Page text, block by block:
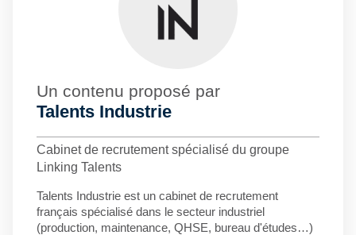
Un contenu proposé par
Talents Industrie
Cabinet de recrutement spécialisé du groupe
Linking Talents
Talents Industrie est un cabinet de recrutement
français spécialisé dans le secteur industriel
(production, maintenance, QHSE, bureau d'études…)